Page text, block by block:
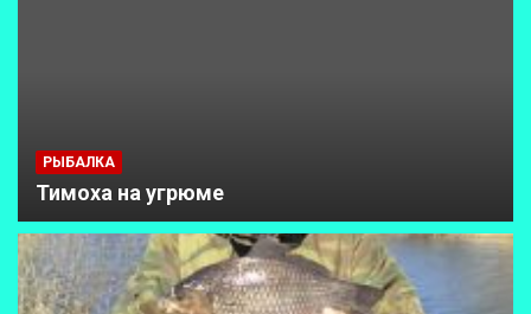
РЫБАЛКА
Тимоха на угрюме